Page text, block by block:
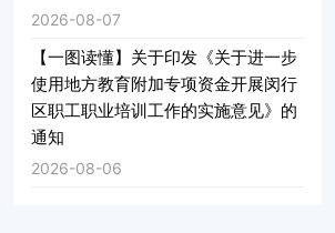
2026-08-07
【一图读懂】关于印发《关于进一步
使用地方教育附加专项资金开展闵行
区职工职业培训工作的实施意见》的
通知
2026-08-06